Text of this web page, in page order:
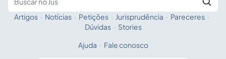
Fale com a IA
Artigos · Notícias · Petições · Jurisprudência · Pareceres ·
Dúvidas · Stories
Ajuda · Fale conosco